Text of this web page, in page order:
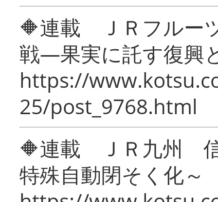
🔶連載 ＪＲフルー
戦―果実に託す復興
https://
25/post_9768.html
🔶連載 ＪＲ九州 信
特殊自動閉そく化～